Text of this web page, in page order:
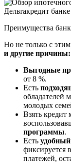
Преимущества
Но не только с
и другие причины:
Выгодные
от 8 %.
Есть
обладателей
молодых
Взять
программы.
Есть
фиксируется
платежей,